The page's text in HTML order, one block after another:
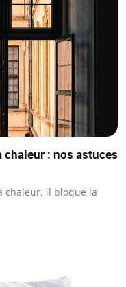
chaleur : nos astuces
chaleur, il bloque la